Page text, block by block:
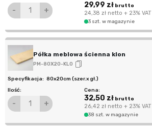
- +
29,99 złbrutto
24,38 złnetto + 23% VAT
3 szt. w magazynie
Półka meblowa ścienna klon
PM-80X20-KLO
80x20cm (szer.x gł.)
- +
32,50 złbrutto
26,42 złnetto + 23% VAT
38 szt. w magazynie